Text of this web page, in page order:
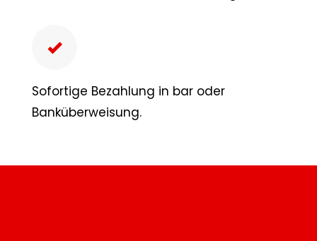
Sofortige Bezahlung in bar oder
Banküberweisung.